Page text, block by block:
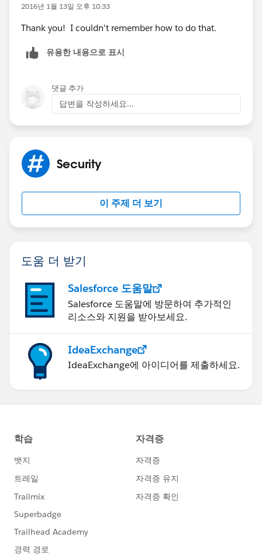
2016년 1월 13일 오후 10:33
Thank you! I couldn't remember how to do that.
유용한 내용으로 표시
댓글 추가
답변을 작성하세요...
Security
이 주제 더 보기
도움 더 받기
Salesforce 도움말
Salesforce 도움말에 방문하여 추가적인
리소스와 지원을 받아보세요.
IdeaExchange
IdeaExchange에 아이디어를 제출하세요.